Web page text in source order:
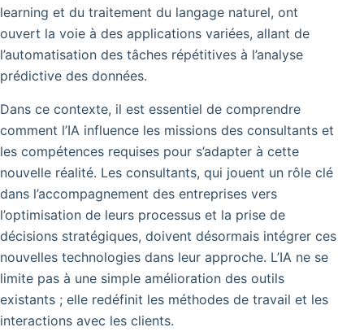
learning et du traitement du langage naturel, ont
ouvert la voie à des applications variées, allant de
l’automatisation des tâches répétitives à l’analyse
prédictive des données.
Dans ce contexte, il est essentiel de comprendre
comment l’IA influence les missions des consultants et
les compétences requises pour s’adapter à cette
nouvelle réalité. Les consultants, qui jouent un rôle clé
dans l’accompagnement des entreprises vers
l’optimisation de leurs processus et la prise de
décisions stratégiques, doivent désormais intégrer ces
nouvelles technologies dans leur approche. L’IA ne se
limite pas à une simple amélioration des outils
existants ; elle redéfinit les méthodes de travail et les
interactions avec les clients.